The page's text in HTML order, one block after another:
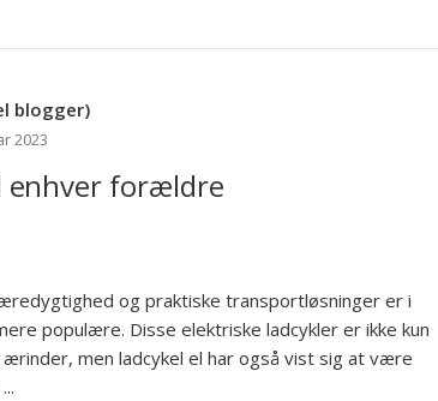
blogger)
2023
enhver forældre
og praktiske transportløsninger er i
populære. Disse elektriske ladcykler er ikke kun
men ladcykel el har også vist sig at være